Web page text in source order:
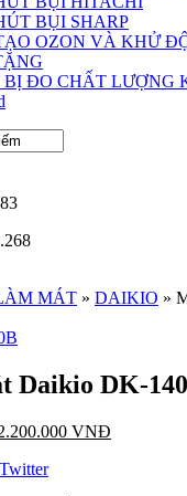
BỤI SHARP
OZON VÀ KHỬ
BỊ ĐO CHẤT LƯỢNG
MÁT » DAIKIO »
Daikio DK-
VNĐ
Twitter